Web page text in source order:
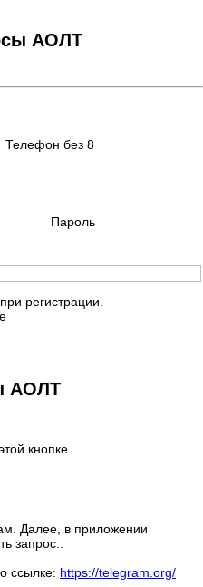
АОЛТ
Телефон без 8
Пароль
регистрации.
АОЛТ
кнопке
Далее, в приложении
запрос..
ссылке: https://telegram.org/